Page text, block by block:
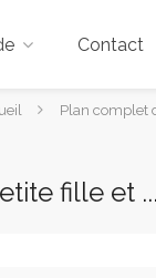
Contact
Plan complet
fille et ...